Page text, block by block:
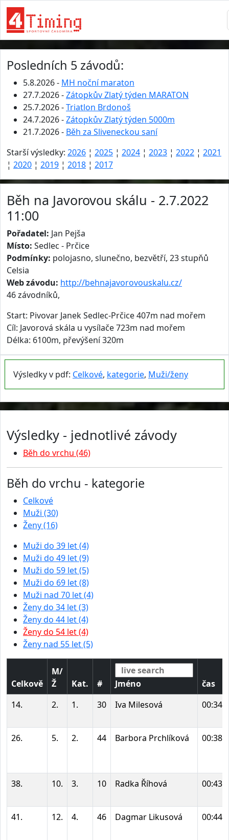
Posledních 5 závodů:
5.8.2026 - MH noční maraton
27.7.2026 -Zátopkův Zlatý týden MARATON
25.7.2026 -Triatlon Brdonoš
24.7.2026 -Zátopkův Zlatý týden 5000m
21.7.2026 - Běh za Sliveneckou saní
Starší výsledky: 2026 ¦ 2025 ¦ 2024 ¦ 2023 ¦ 2022 ¦ 2021
¦ 2020 ¦ 2019 ¦ 2018 ¦ 2017
Běh na Javorovou skálu - 2.7.2022
11:00
Pořadatel: Jan Pejša
Místo: Sedlec - Prčice
Podmínky: polojasno, slunečno, bezvětří, 23 stupňů
Celsia
Web závodu: http://behnajavorovouskalu.cz/
46 závodníků,
Start: Pivovar Janek Sedlec-Prčice 407m nad mořem
Cíl: Javorová skála u vysílače 723m nad mořem
Délka: 6100m, převýšení 320m
Výsledky v pdf: Celkové, kategorie, Muži/ženy
Výsledky - jednotlivé závody
Běh do vrchu (46)
Běh do vrchu - kategorie
Celkové
Muži (30)
Ženy (16)
Muži do 39 let (4)
Muži do 49 let (9)
Muži do 59 let (5)
Muži do 69 let (8)
Muži nad 70 let (4)
Ženy do 34 let (3)
Ženy do 44 let (4)
Ženy do 54 let (4)
Ženy nad 55 let (5)
Celkově
M/
Ž
Kat. # Jméno
čas
14.
2. 1. 30 Iva Milesová
26. 5. 2. 44 Barbora Prchlíková
38. 10. 3. 10 Radka Říhová
41. 12. 4. 46 Dagmar Likusová